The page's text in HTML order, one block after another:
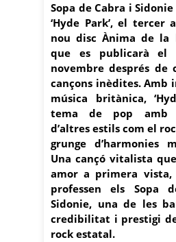
Sopa de Cabra i
‘Hyde Park’, el tercer
nou disc Ànima de la
que es publicarà el
novembre després de
cançons inèdites. Amb
música britànica,
tema de pop amb
d’altres estils com el
grunge d’harmonies
Una cançó vitalista
amor a primera
professen els Sopa
Sidonie, una de les
credibilitat i prestigi de
rock estatal.